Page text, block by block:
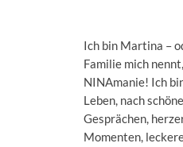
Ich bin Martina –
Familie mich
NINAmanie! Ich
Leben, nach
Gesprächen,
Momenten,